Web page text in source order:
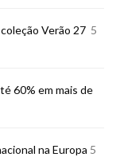
Verão 27 5
60% em mais de
na Europa 5